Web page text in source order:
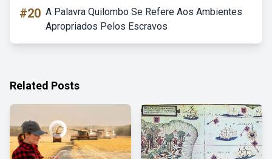
#20 A Palavra Quilombo Se Refere Aos Ambientes
Apropriados Pelos Escravos
Related Posts